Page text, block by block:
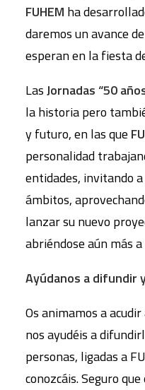
FUHEM ha
daremos un avance
esperan en la fiesta
LasJornadas “50
la historia pero
y futuro, en las que
personalidad
entidades, invitando
ámbitos,
lanzar su nuevo
abriéndose aún más
Ayúdanos a difundir
Os animamos a
nos ayudéis a
personas, ligadas a
conozcáis. Seguro